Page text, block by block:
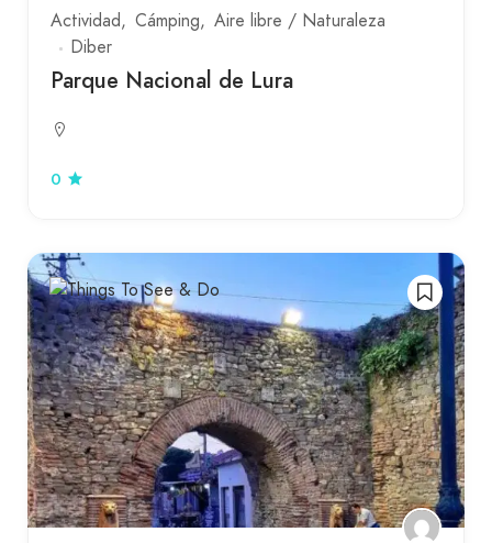
Actividad Cámping
Aire libre / Naturaleza
Diber
Parque Nacional de Lura
0